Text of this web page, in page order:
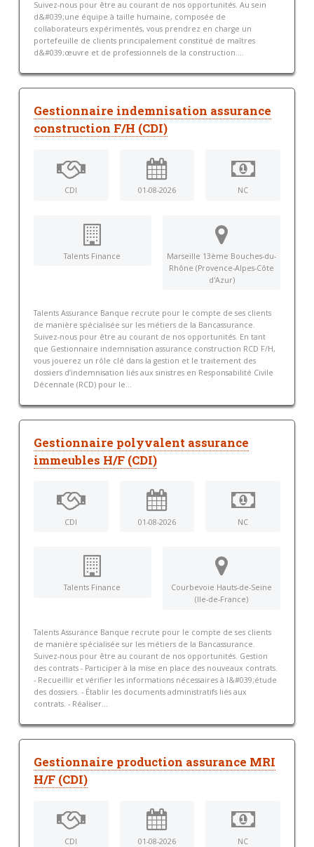
Suivez-nous pour être au courant de nos opportunités. Au sein
d&#039;une équipe à taille humaine, composée de
collaborateurs expérimentés, vous prendrez en charge un
portefeuille de clients principalement constitué de maîtres
d&#039;œuvre et de professionnels de la construction....
Gestionnaire indemnisation assurance
construction F/H (CDI)
CDI 01-08-2026 NC
Talents Finance
Marseille 13ème Bouches-du-
Rhône (Provence-Alpes-Côte
d'Azur)
Talents Assurance Banque recrute pour le compte de ses clients
de manière spécialisée sur les métiers de la Bancassurance.
Suivez-nous pour être au courant de nos opportunités. En tant
que Gestionnaire indemnisation assurance construction RCD F/H,
vous jouerez un rôle clé dans la gestion et le traitement des
dossiers d’indemnisation liés aux sinistres en Responsabilité Civile
Décennale (RCD) pour le...
Gestionnaire polyvalent assurance
immeubles H/F (CDI)
CDI 01-08-2026 NC
Talents Finance
Courbevoie Hauts-de-Seine
(Ile-de-France)
Talents Assurance Banque recrute pour le compte de ses clients
de manière spécialisée sur les métiers de la Bancassurance.
Suivez-nous pour être au courant de nos opportunités. Gestion
des contrats - Participer à la mise en place des nouveaux contrats.
- Recueillir et vérifier les informations nécessaires à l&#039;étude
des dossiers. - Établir les documents administratifs liés aux
contrats. - Réaliser...
Gestionnaire production assurance MRI
H/F (CDI)
CDI 01-08-2026 NC